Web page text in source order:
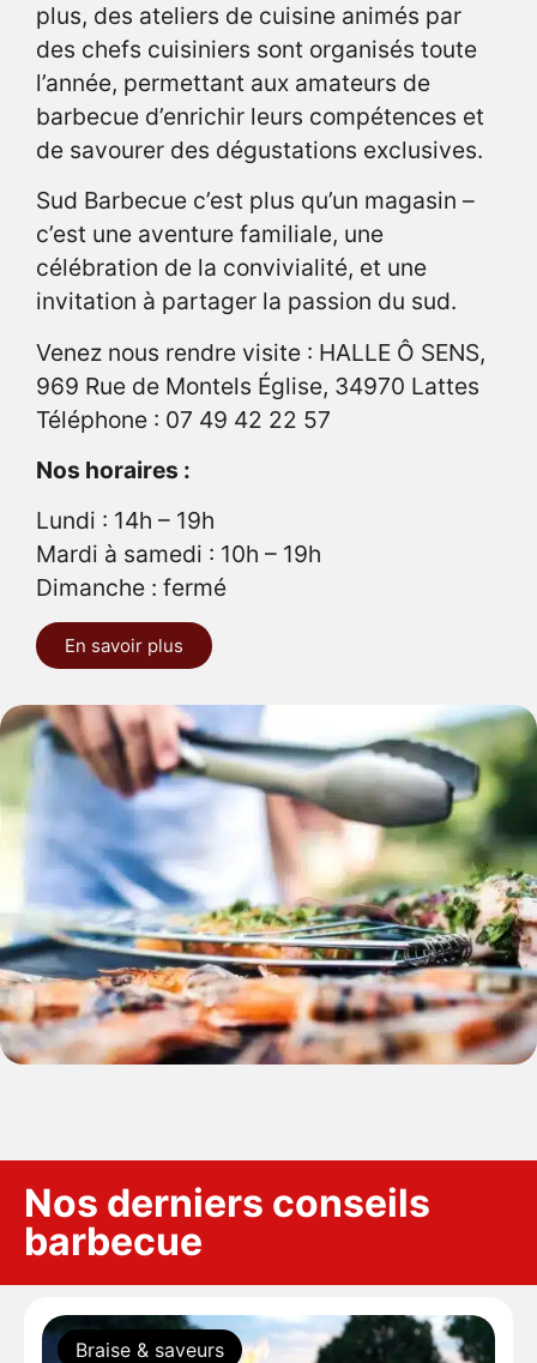
plus, des ateliers de cuisine animés par
des chefs cuisiniers sont organisés toute
l’année, permettant aux amateurs de
barbecue d’enrichir leurs compétences et
de savourer des dégustations exclusives.
Sud Barbecue c’est plus qu’un magasin –
c’est une aventure familiale, une
célébration de la convivialité, et une
invitation à partager la passion du sud.
Venez nous rendre visite : HALLE Ô SENS,
969 Rue de Montels Église, 34970 Lattes
Téléphone : 07 49 42 22 57
Nos horaires :
Lundi : 14h – 19h
Mardi à samedi : 10h – 19h
Dimanche : fermé
En savoir plus
Nos derniers conseils
barbecue
Braise & saveurs